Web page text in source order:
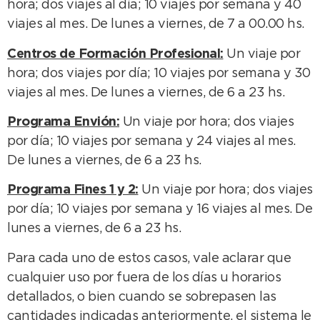
hora; dos viajes al día; 10 viajes por semana y 40
viajes al mes. De lunes a viernes, de 7 a 00.00 hs.
Centros de Formación Profesional: Un viaje por
hora; dos viajes por día; 10 viajes por semana y 30
viajes al mes. De lunes a viernes, de 6 a 23 hs.
Programa Envión: Un viaje por hora; dos viajes
por día; 10 viajes por semana y 24 viajes al mes.
De lunes a viernes, de 6 a 23 hs.
Programa Fines 1 y 2: Un viaje por hora; dos viajes
por día; 10 viajes por semana y 16 viajes al mes. De
lunes a viernes, de 6 a 23 hs.
Para cada uno de estos casos, vale aclarar que
cualquier uso por fuera de los días u horarios
detallados, o bien cuando se sobrepasen las
cantidades indicadas anteriormente, el sistema le